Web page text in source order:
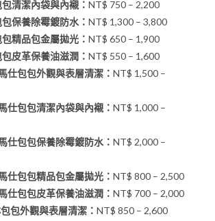
清潔內袋與內襯：NT$ 750 – 2,200
保養除霉鍍防水：NT$ 1,300 – 3,800
精品包金屬拋光：NT$ 650 – 1,900
皮革保養油滋潤：NT$ 550 – 1,600
仕包包外觀與表層清潔：NT$ 1,500 –
仕包包清潔內袋與內襯：NT$ 1,000 –
仕包包保養除霉鍍防水：NT$ 2,000 –
仕包包精品包金屬拋光：NT$ 800 – 2,500
仕包包皮革保養油滋潤：NT$ 700 – 2,000
包外觀與表層清潔：NT$ 850 – 2,600